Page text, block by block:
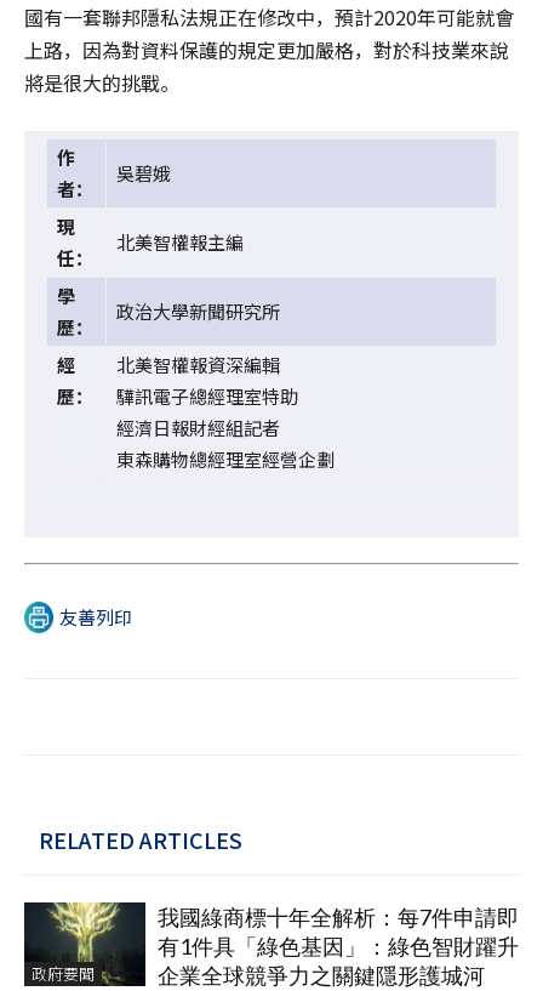
國有一套聯邦隱私法規正在修改中，預計2020年可能就會
上路，因為對資料保護的規定更加嚴格，對於科技業來說
將是很大的挑戰。
作
者：
吳碧娥
現
任：
北美智權報主編
學
歷：
政治大學新聞研究所
經
歷：
北美智權報資深編輯
驊訊電子總經理室特助
經濟日報財經組記者
東森購物總經理室經營企劃
友善列印
RELATED ARTICLES
政府要聞
我國綠商標十年全解析：每7件申請即
有1件具「綠色基因」：綠色智財躍升
企業全球競爭力之關鍵隱形護城河